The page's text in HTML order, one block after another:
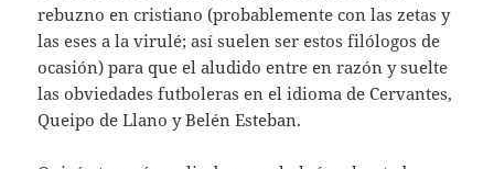
rebuzno en cristiano (probablemente con las zetas y
las eses a la virulé; así suelen ser estos filólogos de
ocasión) para que el aludido entre en razón y suelte
las obviedades futboleras en el idioma de Cervantes,
Queipo de Llano y Belén Esteban.